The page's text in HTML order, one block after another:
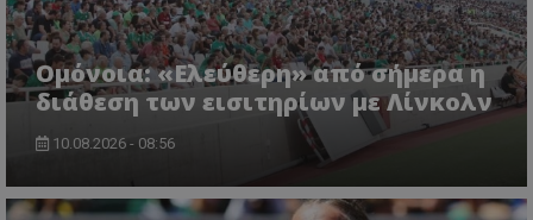
Ομόνοια: «Ελεύθερη» από σήμερα η
διάθεση των εισιτηρίων με Λίνκολν
10.08.2026 - 08:56